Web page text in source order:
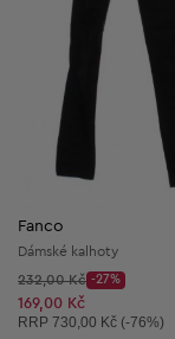
Fanco
Dámské kalhoty
Původní cena:
232,00 Kč
Discount Price:
-27%
Snížená cena:
169,00 Kč
Doporučená cena:
RRP 730,00 Kč (-76%)